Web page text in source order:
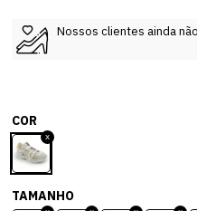
Nossos clientes ainda
COR
TAMANHO